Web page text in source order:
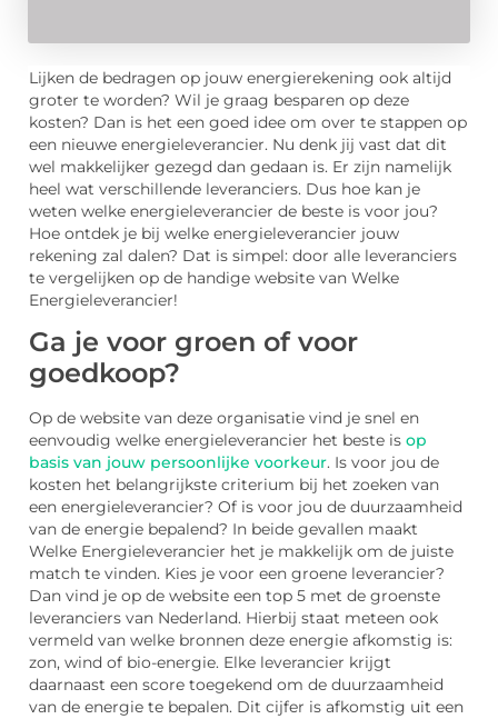
Lijken de bedragen op jouw energierekening ook altijd
groter te worden? Wil je graag besparen op deze
kosten? Dan is het een goed idee om over te stappen op
een nieuwe energieleverancier. Nu denk jij vast dat dit
wel makkelijker gezegd dan gedaan is. Er zijn namelijk
heel wat verschillende leveranciers. Dus hoe kan je
weten welke energieleverancier de beste is voor jou?
Hoe ontdek je bij welke energieleverancier jouw
rekening zal dalen? Dat is simpel: door alle leveranciers
te vergelijken op de handige website van Welke
Energieleverancier!
Ga je voor groen of voor
goedkoop?
Op de website van deze organisatie vind je snel en
eenvoudig welke energieleverancier het beste is op
basis van jouw persoonlijke voorkeur. Is voor jou de
kosten het belangrijkste criterium bij het zoeken van
een energieleverancier? Of is voor jou de duurzaamheid
van de energie bepalend? In beide gevallen maakt
Welke Energieleverancier het je makkelijk om de juiste
match te vinden. Kies je voor een groene leverancier?
Dan vind je op de website een top 5 met de groenste
leveranciers van Nederland. Hierbij staat meteen ook
vermeld van welke bronnen deze energie afkomstig is:
zon, wind of bio-energie. Elke leverancier krijgt
daarnaast een score toegekend om de duurzaamheid
van de energie te bepalen. Dit cijfer is afkomstig uit een